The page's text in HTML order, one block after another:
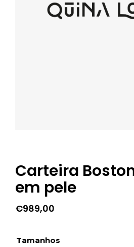
Carteira
em pele
€989,00
Tamanhos